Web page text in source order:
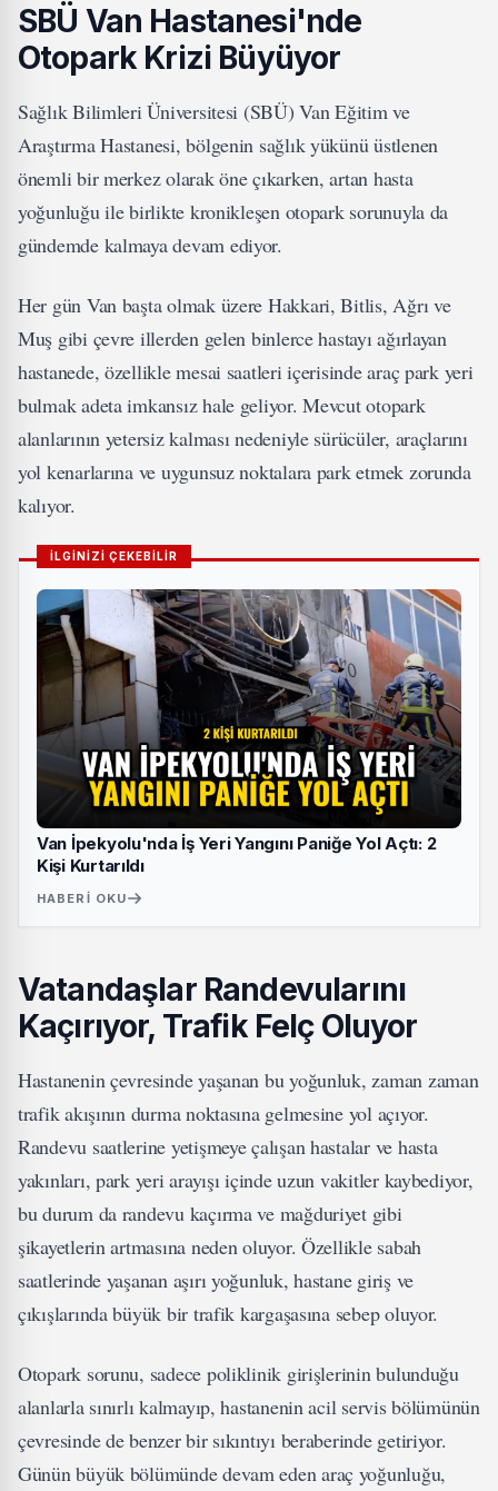
SBÜ Van Hastanesi'nde
Otopark Krizi Büyüyor
Sağlık Bilimleri Üniversitesi (SBÜ) Van Eğitim ve
Araştırma Hastanesi, bölgenin sağlık yükünü üstlenen
önemli bir merkez olarak öne çıkarken, artan hasta
yoğunluğu ile birlikte kronikleşen otopark sorunuyla da
gündemde kalmaya devam ediyor.
Her gün Van başta olmak üzere Hakkari, Bitlis, Ağrı ve
Muş gibi çevre illerden gelen binlerce hastayı ağırlayan
hastanede, özellikle mesai saatleri içerisinde araç park yeri
bulmak adeta imkansız hale geliyor. Mevcut otopark
alanlarının yetersiz kalması nedeniyle sürücüler, araçlarını
yol kenarlarına ve uygunsuz noktalara park etmek zorunda
kalıyor.
İLGİNİZİ ÇEKEBİLİR
Van İpekyolu'nda İş Yeri Yangını Paniğe Yol Açtı: 2
Kişi Kurtarıldı
HABERI OKU
Vatandaşlar Randevularını
Kaçırıyor, Trafik Felç Oluyor
Hastanenin çevresinde yaşanan bu yoğunluk, zaman zaman
trafik akışının durma noktasına gelmesine yol açıyor.
Randevu saatlerine yetişmeye çalışan hastalar ve hasta
yakınları, park yeri arayışı içinde uzun vakitler kaybediyor,
bu durum da randevu kaçırma ve mağduriyet gibi
şikayetlerin artmasına neden oluyor. Özellikle sabah
saatlerinde yaşanan aşırı yoğunluk, hastane giriş ve
çıkışlarında büyük bir trafik kargaşasına sebep oluyor.
Otopark sorunu, sadece poliklinik girişlerinin bulunduğu
alanlarla sınırlı kalmayıp, hastanenin acil servis bölümünün
çevresinde de benzer bir sıkıntıyı beraberinde getiriyor.
Günün büyük bölümünde devam eden araç yoğunluğu,